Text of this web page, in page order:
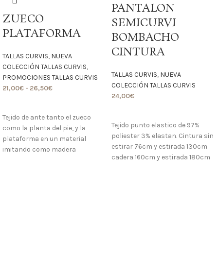
ZUECO
PLATAFORMA
TALLAS CURVIS, NUEVA
COLECCIÓN TALLAS CURVIS,
PROMOCIONES TALLAS CURVIS
21,00€ - 26,50€
Tejido de ante tanto el zueco
como la planta del pie, y la
plataforma en un material
imitando como madera
PANTALON
SEMICURVI
BOMBACHO
CINTURA
TALLAS CURVIS, NUEVA
COLECCIÓN TALLAS CURVIS
24,00€
Tejido punto elastico de 97%
poliester 3% elastan. Cintura sin
estirar 76cm y estirada 130cm
cadera 160cm y estirada 180cm